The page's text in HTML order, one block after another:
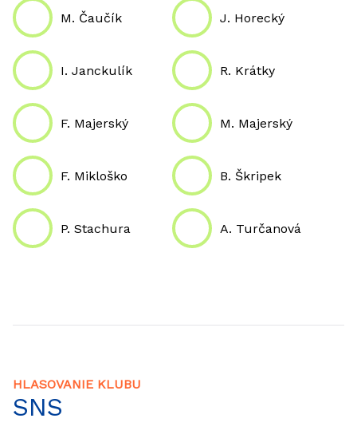
M. Čaučík J. Horecký
I. Janckulík R. Krátky
F. Majerský M. Majerský
F. Mikloško B. Škripek
P. Stachura A. Turčanová
HLASOVANIE KLUBU
SNS